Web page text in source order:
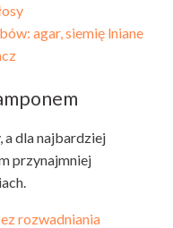
agar, siemię lniane
a dla najbardziej
przynajmniej
rozwadniania